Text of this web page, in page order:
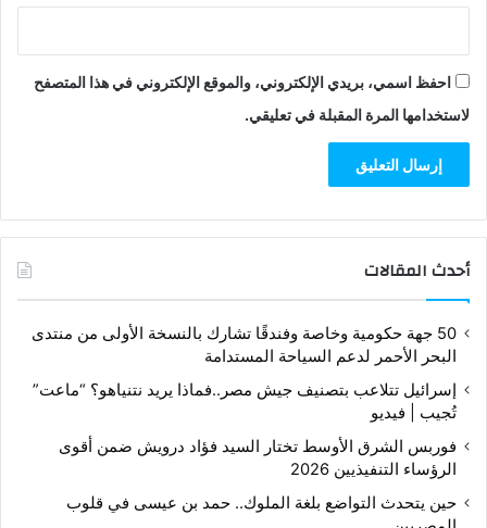
احفظ اسمي، بريدي الإلكتروني، والموقع الإلكتروني في هذا المتصفح
لاستخدامها المرة المقبلة في تعليقي.
أحدث المقالات
50 جهة حكومية وخاصة وفندقًا تشارك بالنسخة الأولى من منتدى
البحر الأحمر لدعم السياحة المستدامة
إسرائيل تتلاعب بتصنيف جيش مصر..فماذا يريد نتنياهو؟ “ماعت”
تُجيب | فيديو
فوربس الشرق الأوسط تختار السيد فؤاد درويش ضمن أقوى
الرؤساء التنفيذيين 2026
حين يتحدث التواضع بلغة الملوك.. حمد بن عيسى في قلوب